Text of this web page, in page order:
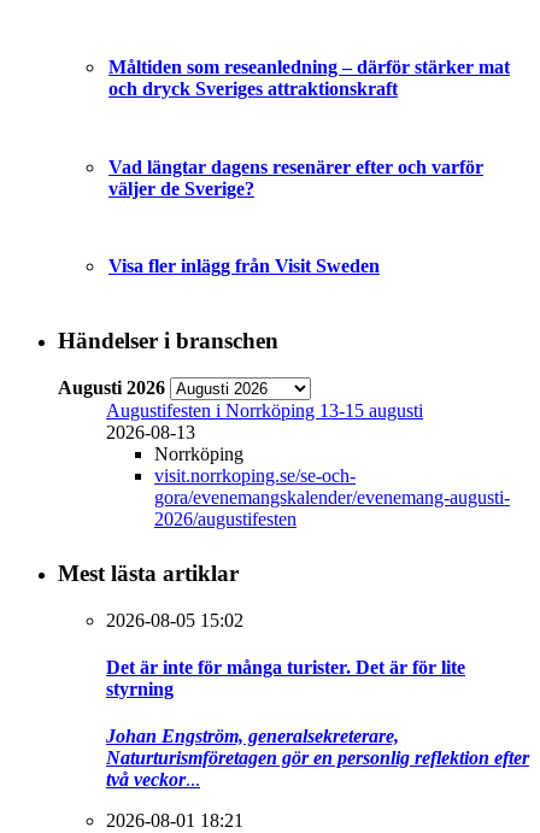
Måltiden som reseanledning – därför stärker mat
och dryck Sveriges attraktionskraft
Vad längtar dagens resenärer efter och varför
väljer de Sverige?
Visa fler inlägg från Visit Sweden
Händelser i branschen
Augusti 2026
Augustifesten i Norrköping 13-15 augusti
2026-08-13
Norrköping
visit.norrkoping.se/se-och-
gora/evenemangskalender/evenemang-augusti-
2026/augustifesten
Mest lästa artiklar
2026-08-05 15:02
Det är inte för många turister. Det är för lite
styrning
Johan Engström, generalsekreterare,
Naturturismföretagen gör en personlig reflektion efter
två veckor...
2026-08-01 18:21